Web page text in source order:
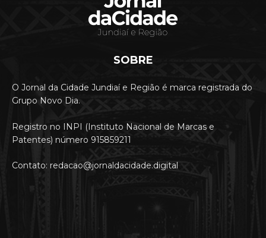
SOBRE
O Jornal da Cidade Jundiaí e Região é marca registrada do
Grupo Novo Dia.
Registro no INPI (Instituto Nacional de Marcas e
Patentes) número 915859211
Contato: redacao@jornaldacidade.digital